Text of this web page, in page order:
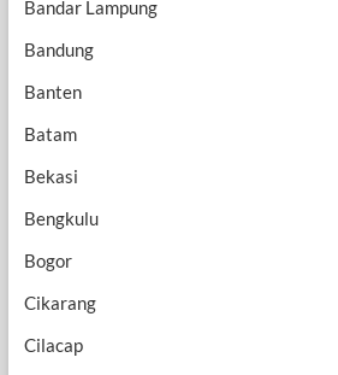
Bandar Lampung
Bandung
Banten
Batam
Bekasi
Bengkulu
Bogor
Cikarang
Cilacap